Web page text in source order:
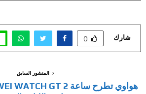
شارك 0
المنشور السابق